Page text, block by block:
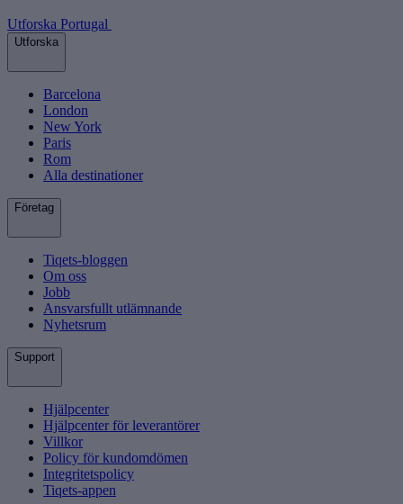
Utforska Portugal
Utforska
Barcelona
London
New York
Paris
Rom
Alla destinationer
Företag
Tiqets-bloggen
Om oss
Jobb
Ansvarsfullt utlämnande
Nyhetsrum
Support
Hjälpcenter
Hjälpcenter för leverantörer
Villkor
Policy för kundomdömen
Integritetspolicy
Tiqets-appen